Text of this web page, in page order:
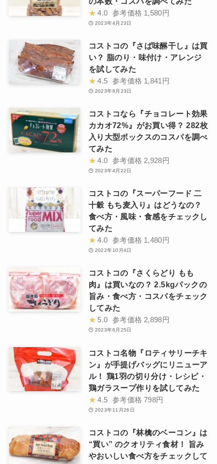
★ 4.0 参考価格 1,580円
2023年4月23日
コストコの『さば味醂干し』は買
い？ 脂のり・味付け・アレンジ
を試してみた
★ 4.5 参考価格 1,841円
2023年8月23日
コストコなら『チョコレート効果
カカオ72%』がお買い得？ 282枚
入り大型ボックスのコスパを調べ
てみた
★ 4.0 参考価格 2,928円
2023年4月22日
コストコの『スーパーフード 二
十穀 もち麦入り』はどうなの？
食べ方・風味・食感をチェックし
てみた
★ 4.0 参考価格 1,480円
2022年10月4日
コストコの『さくらどり もも
肉』は買いなの？ 2.5kgパックの
旨み・食べ方・コスパをチェック
してみた
★ 5.0 参考価格 2,898円
2023年6月25日
コストコ名物『ロティサリーチキ
ン』が手提げバッグにリニューア
ル！ 鶏1羽の切り分け・レシピ・
鶏ガラスープ作りを試してみた
★ 4.5 参考価格 798円
2023年11月26日
コストコの『林檎のベーコン』は
“買い” のクオリティ食材！ 旨み
やおいしい食べ方をチェックして